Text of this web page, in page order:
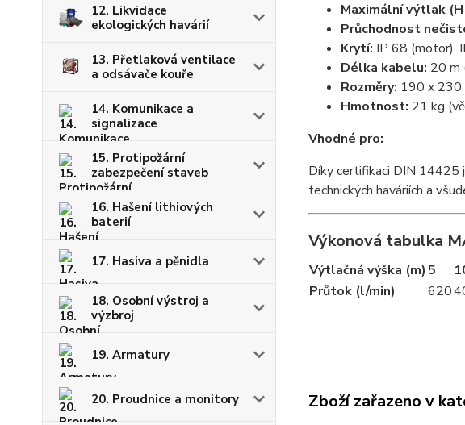
12. Likvidace
ekologických havárií
13. Přetlaková ventilace
a odsávače kouře
14. Komunikace a
signalizace
15. Protipožární
zabezpečení staveb
16. Hašení lithiových
baterií
17. Hasiva a pěnidla
18. Osobní výstroj a
výzbroj
19. Armatury
20. Proudnice a monitory
Maximální výtlak
Průchodnost
Krytí: IP 68 (motor),
Délka kabelu: 20 m
Rozměry: 190 x 230
Hmotnost: 21 kg
Vhodné pro:
Díky certifikaci DIN 14425
technických haváriích a
Výkonová tabulka
Výtlačná výška (m)5
Průtok (l/min)
620
Zboží zařazeno v